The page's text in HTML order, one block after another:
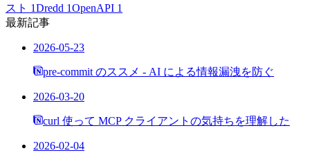
スト 1Dredd 1OpenAPI 1
最新記事
2026-05-23
pre-commit のススメ - AI による情報漏洩を防ぐ
2026-03-20
curl 使って MCP クライアントの気持ちを理解した
2026-02-04